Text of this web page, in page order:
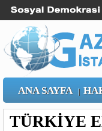
ANA SAYFA |
TÜRKİYE